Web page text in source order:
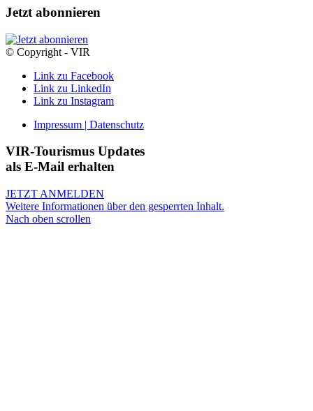
Jetzt abonnieren
© Copyright - VIR
Link zu Facebook
Link zu LinkedIn
Link zu Instagram
Impressum | Datenschutz
VIR-Tourismus Updates
als E-Mail erhalten
JETZT ANMELDEN
Weitere Informationen über den gesperrten Inhalt.
Nach oben scrollen